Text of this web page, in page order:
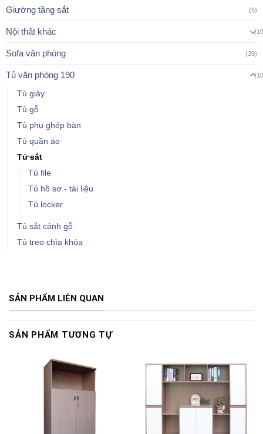
Giường tầng sắt (5)
Nội thất khác
Sofa văn phòng (39)
Tủ văn phòng 190
Tủ giày
Tủ gỗ
Tủ phụ ghép bàn
Tủ quần áo
Tủ sắt
Tủ file
Tủ hồ sơ - tài liệu
Tủ locker
Tủ sắt cánh gỗ
Tủ treo chìa khóa
SẢN PHẨM LIÊN QUAN
SẢN PHẨM TƯƠNG TỰ